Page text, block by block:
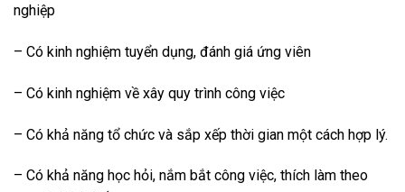
nghiệp
– Có kinh nghiệm tuyển dụng, đánh giá ứng viên
– Có kinh nghiệm về xây quy trình công việc
– Có khả năng tổ chức và sắp xếp thời gian một cách hợp lý.
– Có khả năng học hỏi, nắm bắt công việc, thích làm theo